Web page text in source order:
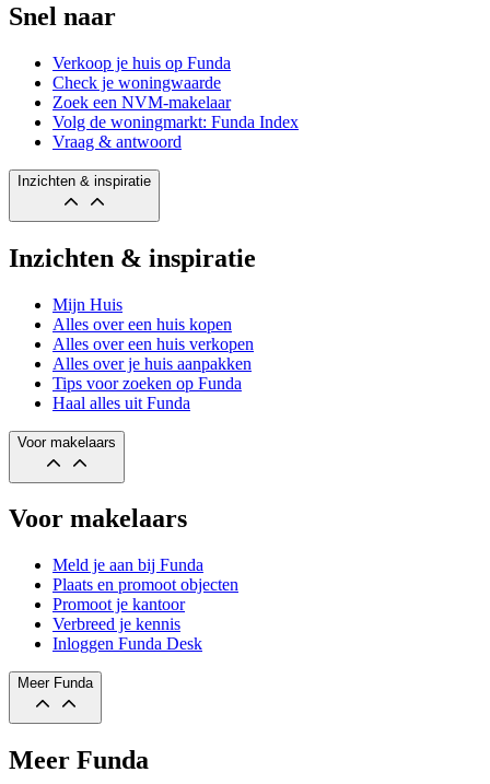
Snel naar
Verkoop je huis op Funda
Check je woningwaarde
Zoek een NVM-makelaar
Volg de woningmarkt: Funda Index
Vraag & antwoord
Inzichten & inspiratie
Inzichten & inspiratie
Mijn Huis
Alles over een huis kopen
Alles over een huis verkopen
Alles over je huis aanpakken
Tips voor zoeken op Funda
Haal alles uit Funda
Voor makelaars
Voor makelaars
Meld je aan bij Funda
Plaats en promoot objecten
Promoot je kantoor
Verbreed je kennis
Inloggen Funda Desk
Meer Funda
Meer Funda